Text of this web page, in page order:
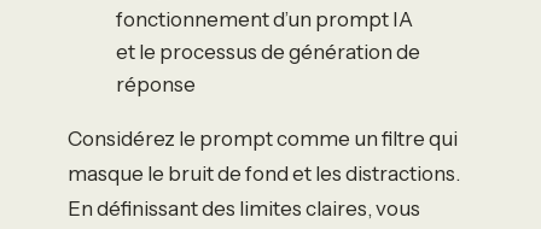
fonctionnement d’un prompt IA
et le processus de génération de
réponse
Considérez le prompt comme un filtre qui
masque le bruit de fond et les distractions.
En définissant des limites claires, vous